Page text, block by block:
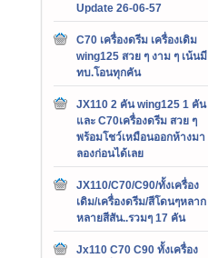
Update 26-06-57
C70 เครื่องดรีม เครื่องเดิม
wing125 สวย ๆ งาม ๆ เน้นมี
ทบ.โอนทุกคัน
JX110 2 คัน wing125 1 คัน
และ C70เครื่องดรีม สวย ๆ
พร้อมโชว์เหมือนออกห้างมา
ลองก่อนได้เลย
JX110/C70/C90/ทั้งเครื่อง
เดิม/เครื่องดรีม/สีโดนๆหลาก
หลายสีสัน..รวมๆ 17 คัน
Jx110 C70 C90 ทั้งเครื่อง